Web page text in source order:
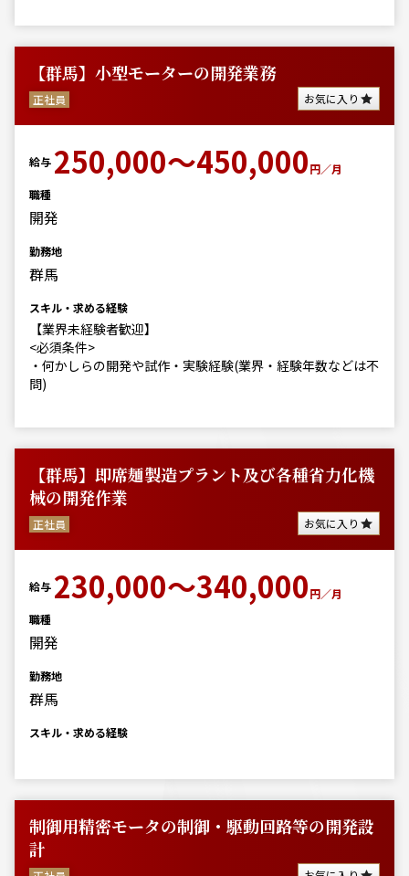
【群馬】小型モーターの開発業務
正社員 お気に入り
給与 250,000～450,000円／月
職種
開発
勤務地
群馬
スキル・求める経験
【業界未経験者歓迎】
<必須条件>
・何かしらの開発や試作・実験経験(業界・経験年数などは不
問)
【群馬】即席麺製造プラント及び各種省力化機
械の開発作業
正社員 お気に入り
給与 230,000～340,000円／月
職種
開発
勤務地
群馬
スキル・求める経験
制御用精密モータの制御・駆動回路等の開発設
計